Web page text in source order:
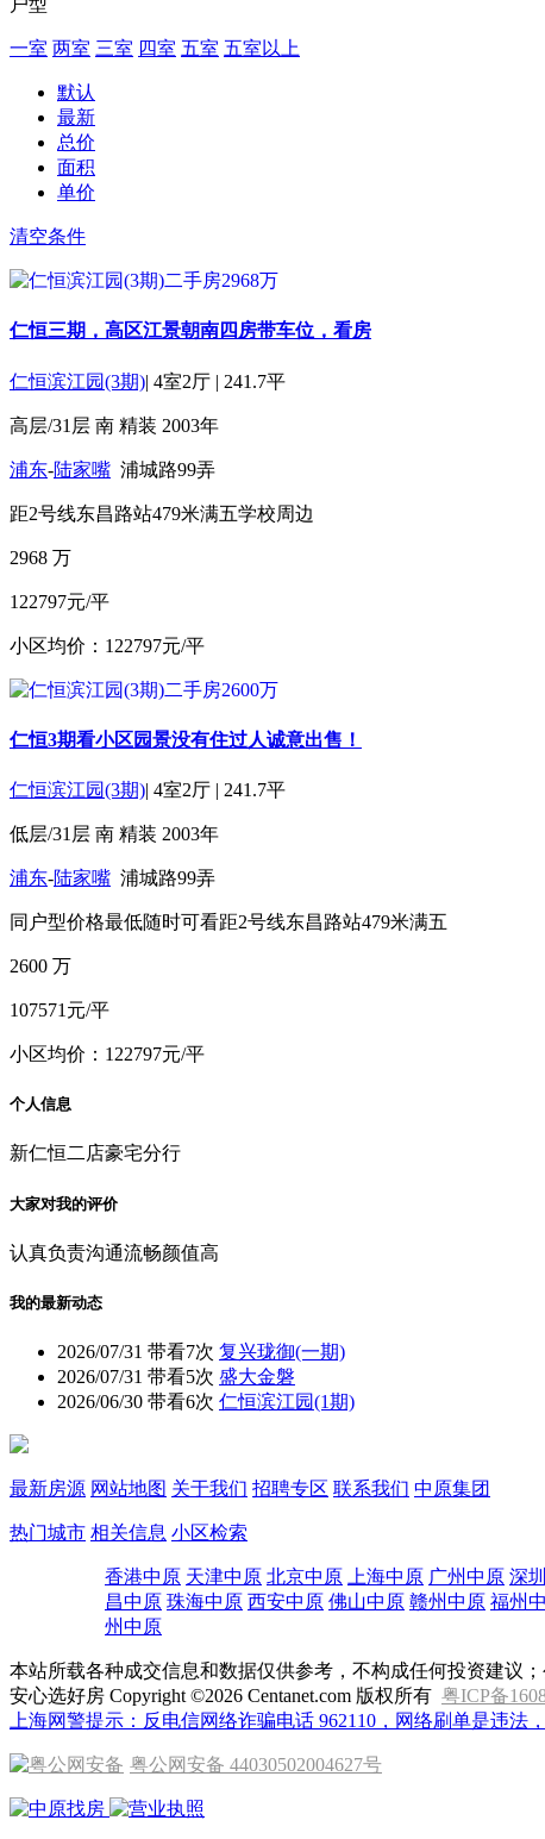
户型
一室 两室 三室 四室 五室 五室以上
默认
最新
总价
面积
单价
清空条件
仁恒三期，高区江景朝南四房带车位，看房
仁恒滨江园(3期)| 4室2厅 | 241.7平
高层/31层 南 精装 2003年
浦东-陆家嘴 浦城路99弄
距2号线东昌路站479米满五学校周边
2968 万
122797元/平
小区均价：122797元/平
仁恒3期看小区园景没有住过人诚意出售！
仁恒滨江园(3期)| 4室2厅 | 241.7平
低层/31层 南 精装 2003年
浦东-陆家嘴 浦城路99弄
同户型价格最低随时可看距2号线东昌路站479米满五
2600 万
107571元/平
小区均价：122797元/平
个人信息
新仁恒二店豪宅分行
大家对我的评价
认真负责沟通流畅颜值高
我的最新动态
2026/07/31 带看7次 复兴珑御(一期)
2026/07/31 带看5次 盛大金磐
2026/06/30 带看6次 仁恒滨江园(1期)
最新房源 网站地图 关于我们 招聘专区 联系我们 中原集团
热门城市 相关信息 小区检索
香港中原 天津中原 北京中原 上海中原 广州中原 深
昌中原 珠海中原 西安中原 佛山中原 赣州中原 福州
州中原
本站所载各种成交信息和数据仅供参考，不构成任何投资建议
安心选好房 Copyright ©2026 Centanet.com 版权所有 粤ICP备
上海网警提示：反电信网络诈骗电话 962110，网络刷单是违法
粤公网安备 44030502004627号